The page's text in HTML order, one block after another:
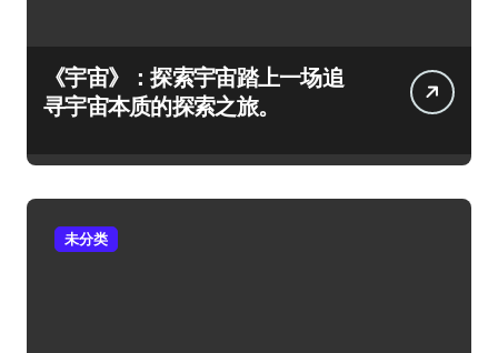
《宇宙》：探索宇宙踏上一场追
寻宇宙本质的探索之旅。
未分类